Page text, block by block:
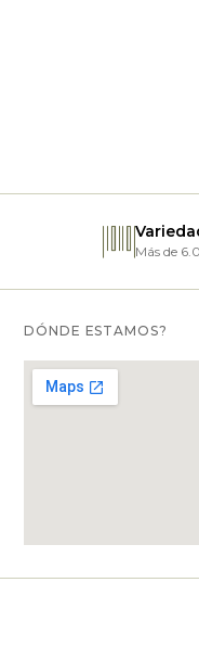
Más de
DÓNDE ESTAMOS?